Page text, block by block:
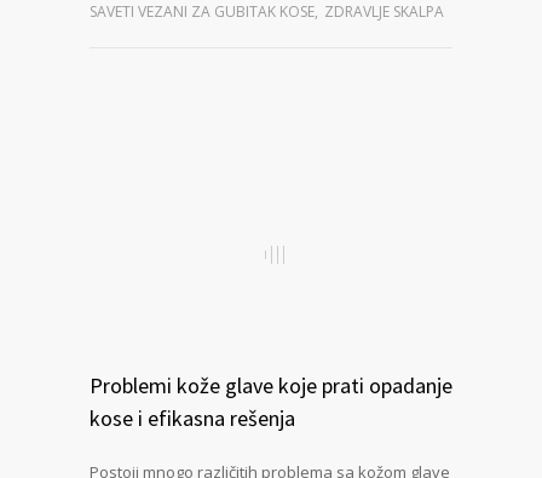
SAVETI VEZANI ZA GUBITAK KOSE, ZDRAVLJE SKALPA
Problemi kože glave koje prati opadanje
kose i efikasna rešenja
Postoji mnogo različitih problema sa kožom glave